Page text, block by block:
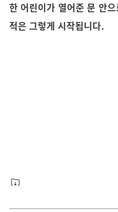
한 어린이가 열어준 문 안
적은 그렇게 시작됩니다.